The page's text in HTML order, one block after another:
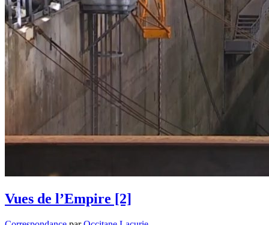
Vues de l’Empire [2]